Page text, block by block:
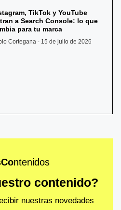
TikTok y YouTube
a Search Console: lo que
para tu marca
Cortegana 15 de julio de 2026
ntenidos
contenido?
nuestras novedades